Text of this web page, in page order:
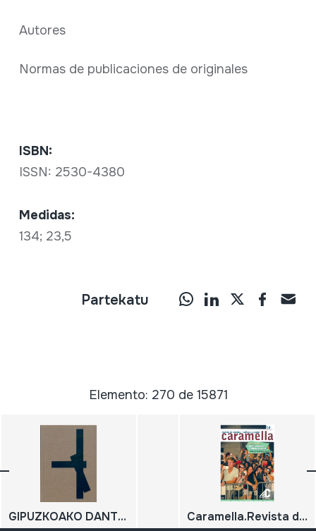
Autores
Normas de publicaciones de originales
ISBN:
ISSN: 2530-4380
Medidas:
134; 23,5
Partekatu
Elemento: 270 de 15871
GIPUZKOAKO DANTZA-MAISUEN PUNTUAK ETA ALDAIRAK, OINORDETZA EZKUTUA Caramella.Revista de música i cultura popular. Parlem de Neoliberalisme i cultura popular. 50; Dossier especial 25 anys